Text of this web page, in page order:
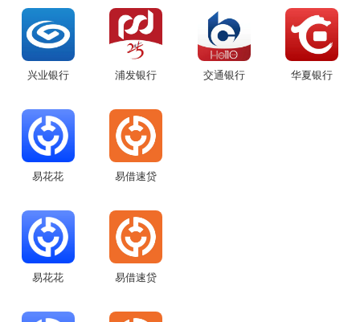
库克还表示，他经常会收到一些父母的电子邮件，希望苹果能够尽到
产品责任，减少青少年使用 iPhone、iPad 设备的过度依赖、接触不
宜信息等现象。苹果也会在这方面做更多的事情来帮助父母们。
兴业银行 浦发银行 交通银行 华夏银行
易花花 易借速贷
易花花 易借速贷